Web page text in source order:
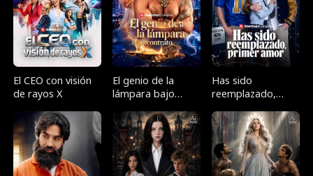
El CEO con visión
de rayos X
El genio de la
lámpara bajo
Has sido
reemplazado,